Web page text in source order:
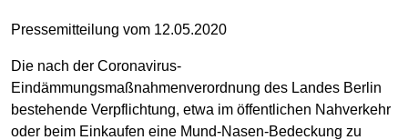
Pressemitteilung vom 12.05.2020
Die nach der Coronavirus-
Eindämmungsmaßnahmenverordnung des Landes Berlin
bestehende Verpflichtung, etwa im öffentlichen Nahverkehr
oder beim Einkaufen eine Mund-Nasen-Bedeckung zu